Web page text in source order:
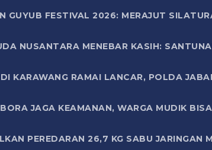
GUYUB FESTIVAL 2026: MERAJUT
NUSANTARA MENEBAR KASIH:
KARAWANG RAMAI LANCAR, POLDA
JAGA KEAMANAN, WARGA MUDIK
PEREDARAN 26,7 KG SABU JARINGAN